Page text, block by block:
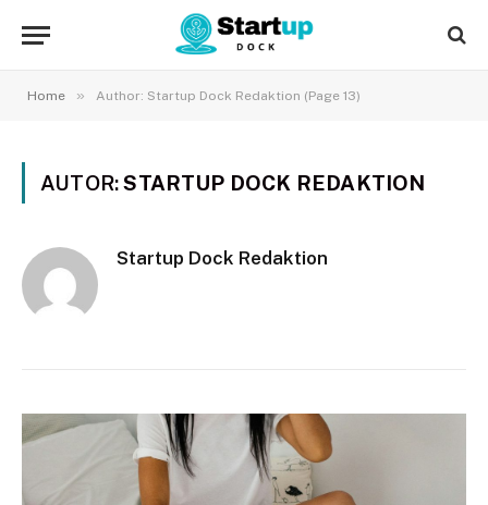
Home » Author: Startup Dock Redaktion (Page 13)
AUTOR:STARTUP DOCK REDAKTION
Startup Dock Redaktion